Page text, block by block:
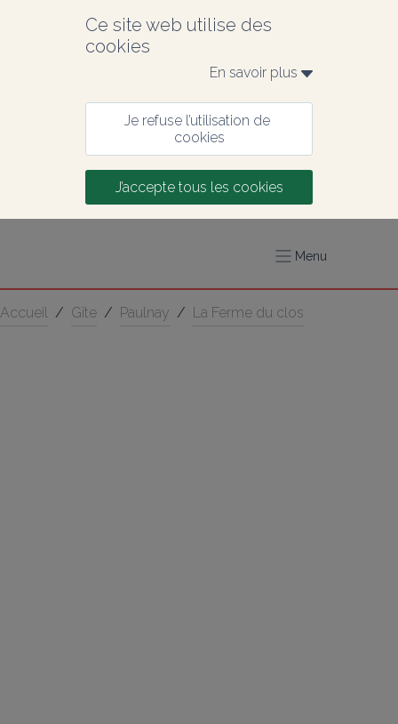
Ce site web utilise des
cookies
En savoir plus
Je refuse l’utilisation de
cookies
J’accepte tous les cookies
Menu
Accueil / Gîte / Paulnay / La Ferme du clos